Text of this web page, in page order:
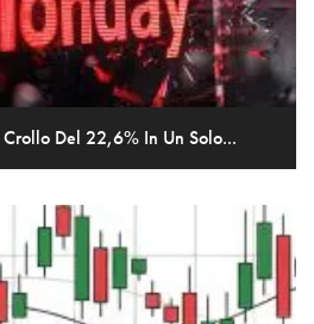
Del 22,6% In Un Solo...